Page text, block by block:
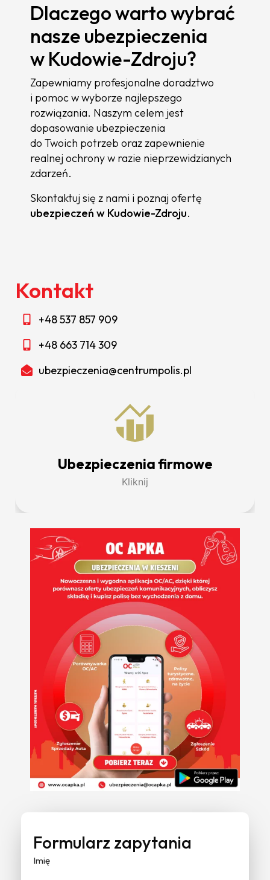
Dlaczego warto wybrać
nasze ubezpieczenia
w Kudowie-Zdroju?
Zapewniamy profesjonalne doradztwo
i pomoc w wyborze najlepszego
rozwiązania. Naszym celem jest
dopasowanie ubezpieczenia
do Twoich potrzeb oraz zapewnienie
realnej ochrony w razie nieprzewidzianych
zdarzeń.
Skontaktuj się z nami i poznaj ofertę
ubezpieczeń w Kudowie-Zdroju.
Kontakt
+48 537 857 909
+48 663 714 309
ubezpieczenia@centrumpolis.pl
Ubezpieczenia firmowe
Kliknij
Formularz zapytania
Imię